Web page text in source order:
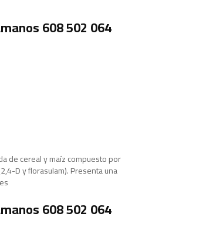
608 502 064
de cereal y maíz compuesto por
D y florasulam). Presenta una
608 502 064